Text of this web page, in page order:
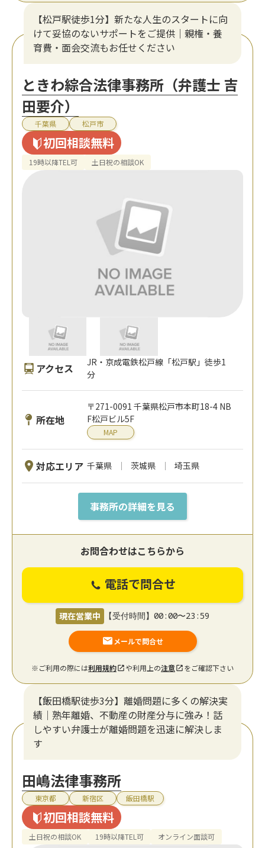
【松戸駅徒歩1分】新たな人生のスタートに向
けて妥協のないサポートをご提供｜親権・養
育費・面会交流もお任せください
ときわ綜合法律事務所（弁護士 吉
田要介）
千葉県 松戸市
初回相談無料
19時以降TEL可 土日祝の相談OK
アクセス
JR・京成電鉄松戸線「松戸駅」徒歩1
分
所在地
〒271-0091 千葉県松戸市本町18-4 NB
F松戸ビル5F
MAP
対応エリア 千葉県 茨城県 埼玉県
事務所の詳細を見る
お問合わせはこちらから
電話で問合せ
現在営業中 【受付時間】00:00〜23:59
メールで問合せ
※ご利用の際には利用規約 や利用上の注意 をご確認下さい
【飯田橋駅徒歩3分】離婚問題に多くの解決実
績｜熟年離婚、不動産の財産分与に強み！話
しやすい弁護士が離婚問題を迅速に解決しま
す
田嶋法律事務所
東京都 新宿区 飯田橋駅
初回相談無料
土日祝の相談OK 19時以降TEL可 オンライン面談可